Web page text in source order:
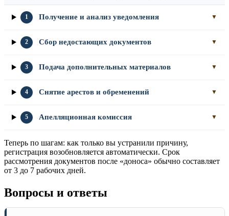
1 Получение и анализ уведомления ▼
2 Сбор недостающих документов ▼
3 Подача дополнительных материалов ▼
4 Снятие арестов и обременений ▼
5 Апелляционная комиссия ▼
Теперь по шагам: как только вы устранили причину,
регистрация возобновляется автоматически. Срок
рассмотрения документов после «доноса» обычно составляет
от 3 до 7 рабочих дней.
Вопросы и ответы